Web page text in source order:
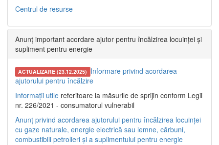
Centrul de resurse
Anunț important acordare ajutor pentru încălzirea locuinței și
supliment pentru energie
ACTUALIZARE (23.12.2025) Informare privind acordarea
ajutorului pentru încălzire
Informații utile referitoare la măsurile de sprijin conform Legii
nr. 226/2021 - consumatorul vulnerabil
Anunț privind acordarea ajutorului pentru încălzirea locuinței
cu gaze naturale, energie electrică sau lemne, cărbuni,
combustibili petrolieri și a suplimentului pentru energie